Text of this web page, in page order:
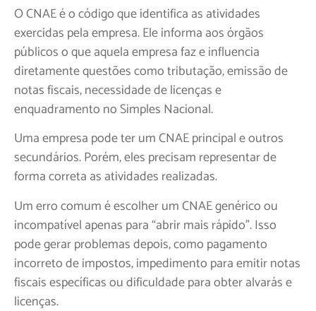
O CNAE é o código que identifica as atividades
exercidas pela empresa. Ele informa aos órgãos
públicos o que aquela empresa faz e influencia
diretamente questões como tributação, emissão de
notas fiscais, necessidade de licenças e
enquadramento no Simples Nacional.
Uma empresa pode ter um CNAE principal e outros
secundários. Porém, eles precisam representar de
forma correta as atividades realizadas.
Um erro comum é escolher um CNAE genérico ou
incompatível apenas para “abrir mais rápido”. Isso
pode gerar problemas depois, como pagamento
incorreto de impostos, impedimento para emitir notas
fiscais específicas ou dificuldade para obter alvarás e
licenças.